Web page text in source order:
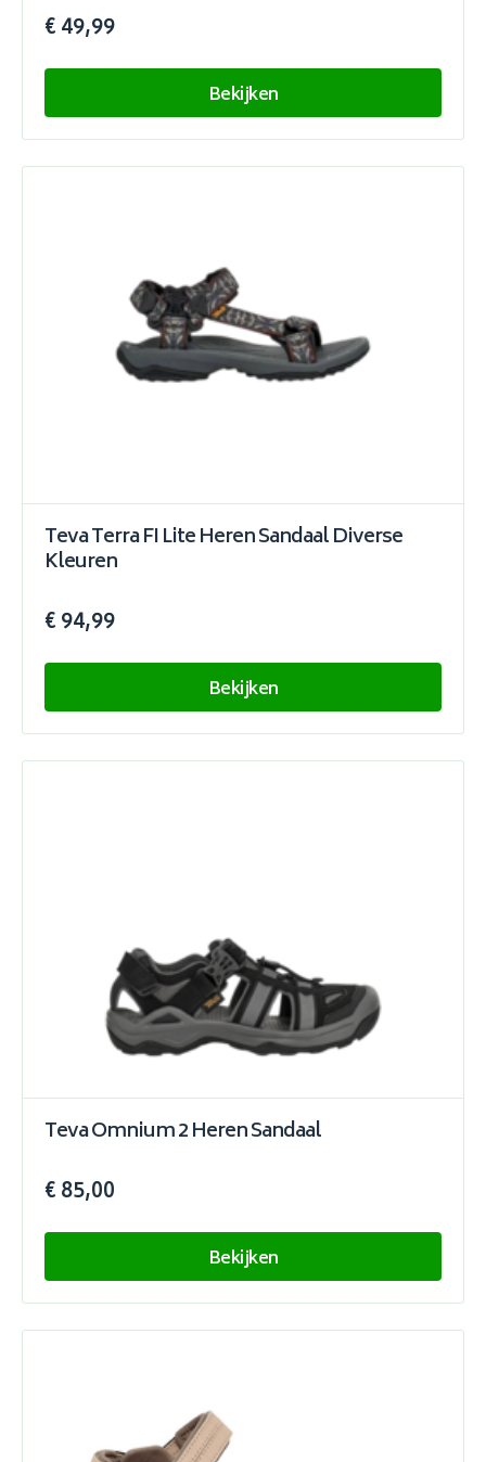
€ 49,99
Bekijken
Teva Terra FI Lite Heren Sandaal Diverse
Kleuren
€ 94,99
Bekijken
Teva Omnium 2 Heren Sandaal
€ 85,00
Bekijken